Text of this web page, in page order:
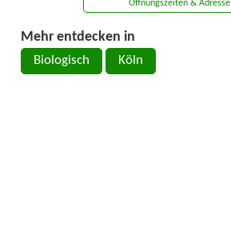
Öffnungszeiten & Adresse
Mehr entdecken in
Biologisch Köln